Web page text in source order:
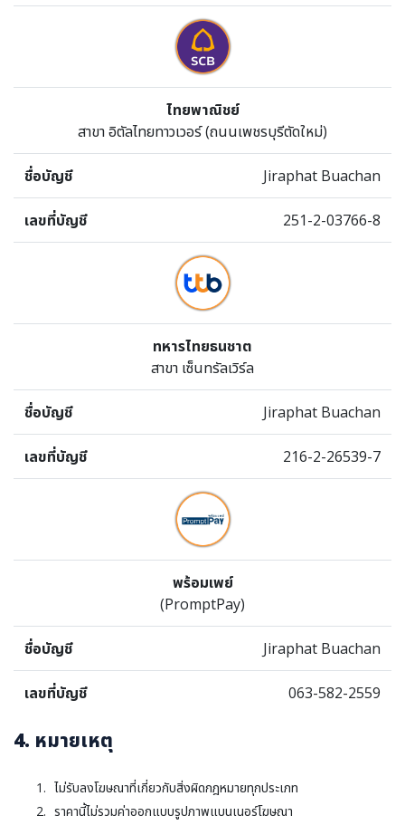
ไทยพาณิชย์
สาขา อิตัลไทยทาวเวอร์ (ถนนเพชรบุรีตัดใหม่)
Jiraphat Buachan
251-2-03766-8
ทหารไทยธนชาต
สาขา เซ็นทรัลเวิร์ล
Jiraphat Buachan
216-2-26539-7
พร้อมเพย์
(PromptPay)
Jiraphat Buachan
063-582-2559
4. หมายเหตุ
ไม่รับลงโฆษณาที่เกี่ยวกับสิ่งผิดกฎหมายทุกประเภท
ราคานี้ไม่รวมค่าออกแบบรูปภาพแบนเนอร์โฆษณา